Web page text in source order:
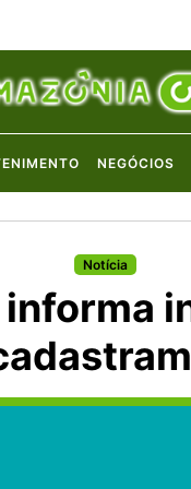
NEGÓCIOS
Notícia